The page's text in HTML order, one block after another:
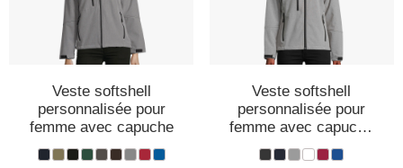
Veste softshell
personnalisée pour
femme avec capuche
Veste softshell
personnalisée pour
femme avec capuche
et poches